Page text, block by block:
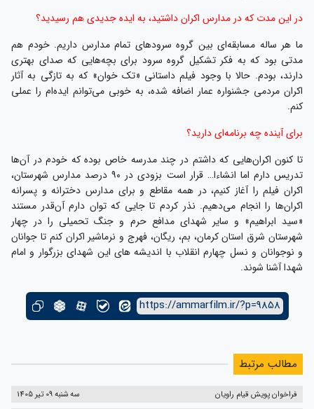
در این مدت که در مدارس اکران داشتید، به ایده جدیدی هم رسیدید؟
ما هر ساله مسابقه‌ای بین گروه سرود‌های تمام مدارس داریم. خودم هم
مدتی بود که به فکر تشکیل گروه سرود برای بچه‌هایی که صدای بهتری
دارند، بودم. حالا با وجود فیلم داستانی «تک خوان» که به تازگی به آثار
اکران‌ مردمی جشنواره عمار اضافه شده، به خوبی می‌توانم ایده‌ام را عملی
کنم.
برای آینده چه برنامه‌ای دارید؟
تا کنون اکران‌هایی که داشتم در چند مدرسه خاص بوده که خودم در آن‌ها
تدریس دارم اما انشاءا… قرار است بزودی در ۹۰ درصد مدارس شهرستان،
اکران فیلم را آغاز کنیم، در همه مقاطع و برای مدارس دخترانه و پسرانه
اکران‌ها را انجام می‌دهیم. نذر کردم تا جایی که توان دارم آن‌قدر مستند
«سید ابراهیم» و سایر شهدای مدافع حرم و جنگ تحمیلی را در چهار
شهرستان شرق استان کرمان، بم، ریگان، فهرج و نرماشیر اکران کنم تا جوانان
و نوجوانان و نسل چهارم انقلاب با اندیشه های این شهدای بزرگوار و امام
شهدا آشنا شوند.
https://ammarfilm.ir/?p=9858
مطالب مرتبط
فراخوان پویش قیام راویان
سه شنبه 09 تیر 1405